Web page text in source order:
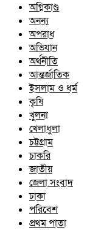
অগ্নিকাণ্ড
অনন্য
অপরাধ
অভিযান
অর্থনীতি
আন্তর্জাতিক
ইসলাম ও ধর্ম
কৃষি
খুলনা
খেলাধুলা
চট্টগ্রাম
চাকরি
জাতীয়
জেলা সংবাদ
ঢাকা
পরিবেশ
প্রথম পাতা